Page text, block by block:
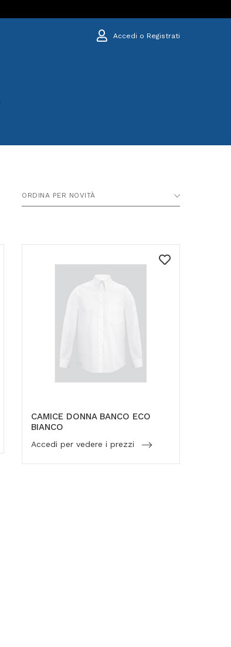
Accedi o Registrati
ORDINA PER NOVITÀ
CAMICE DONNA BANCO ECO
BIANCO
Accedi per vedere i prezzi